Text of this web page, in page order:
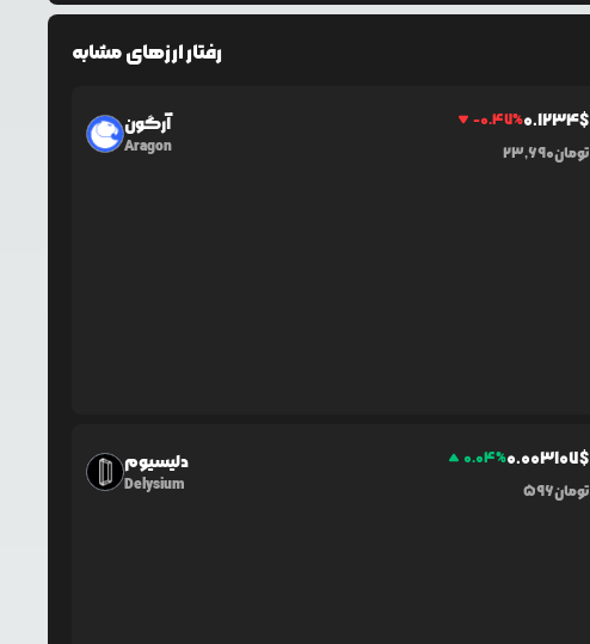
رفتار ارزهای مشابه
آرگون
Aragon
-0.47%0.1234$
23,690تومان
دلیسیوم
Delysium
0.04%0.003107$
596تومان